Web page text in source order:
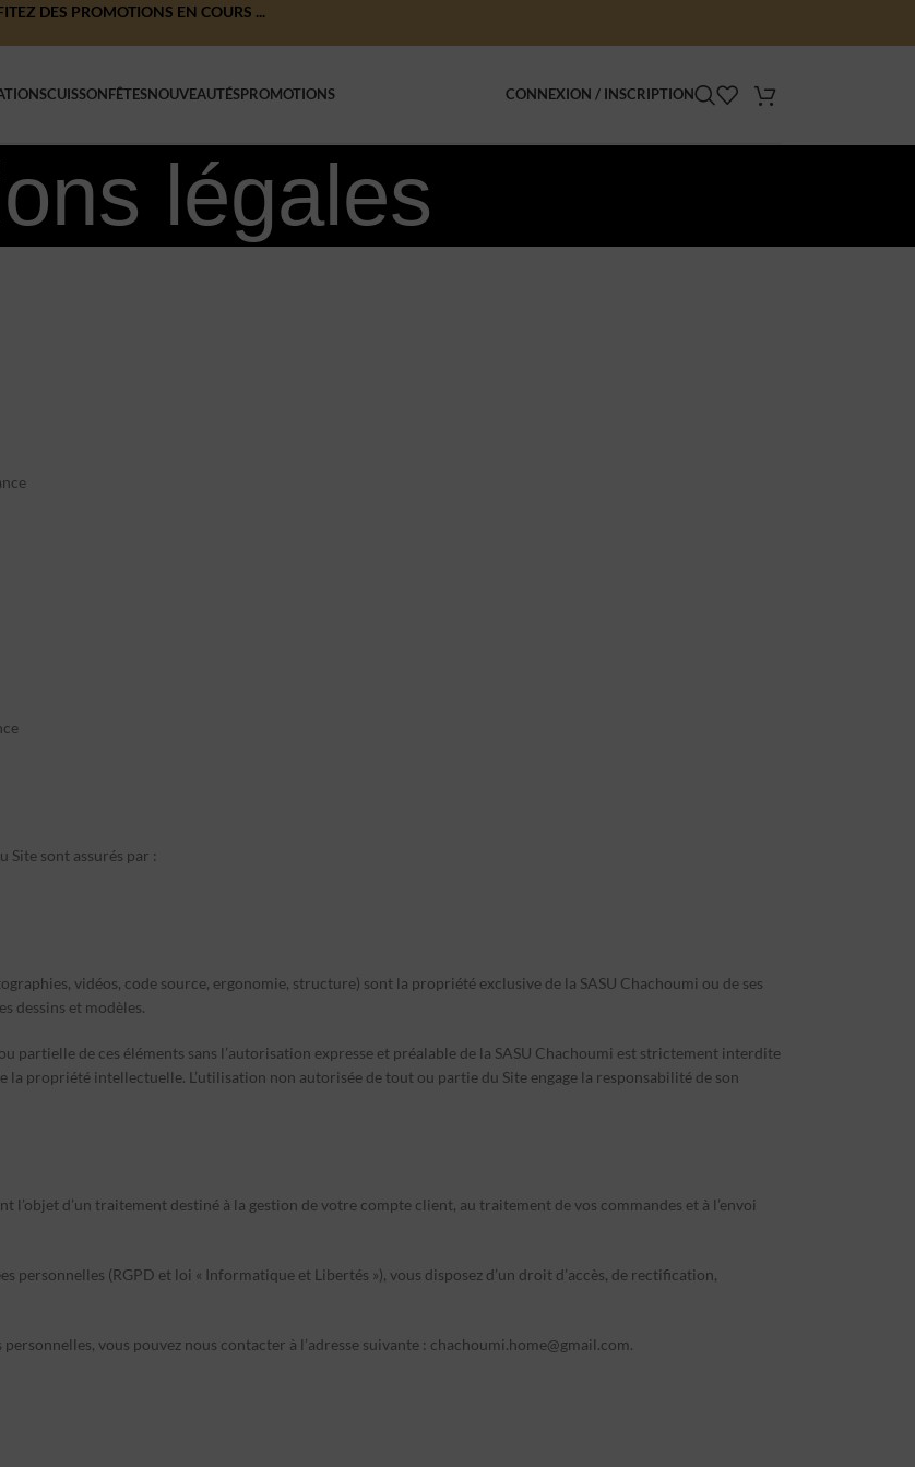
DES PROMOTIONS EN COURS ...
CUISSONFÊTESNOUVEAUTÉSPROMOTIONS CONNEXION / INSCRIPTION
légales
Site sont assurés par :
vidéos, code source, ergonomie, structure) sont la propriété exclusive de la SASU Chachoumi ou de ses
dessins et modèles.
de ces éléments sans l’autorisation expresse et préalable de la SASU Chachoumi est strictement interdite
propriété intellectuelle. L’utilisation non autorisée de tout ou partie du Site engage la responsabilité de son
d’un traitement destiné à la gestion de votre compte client, au traitement de vos commandes et à l’envoi
(RGPD et loi « Informatique et Libertés »), vous disposez d’un droit d’accès, de rectification,
vous pouvez nous contacter à l’adresse suivante : chachoumi.home@gmail.com.